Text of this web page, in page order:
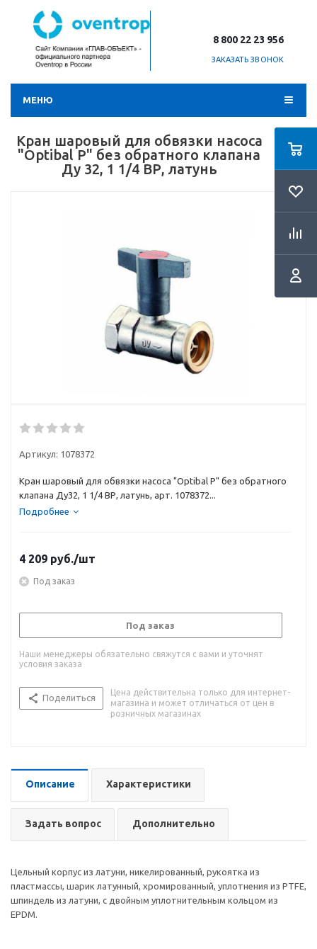
8 800 22 23 956
ЗАКАЗАТЬ ЗВОНОК
МЕНЮ
Кран шаровый для обвязки насоса
"Optibal P" без обратного клапана
Ду 32, 1 1/4 ВР, латунь
Артикул: 1078372
Кран шаровый для обвязки насоса "Optibal P" без обратного
клапана Ду32, 1 1/4 ВР, латунь, арт. 1078372...
Подробнее
4 209 руб./шт
Под заказ
Под заказ
Наши менеджеры обязательно свяжутся с вами и уточнят
условия заказа
Поделиться
Цена действительна только для интернет-
магазина и может отличаться от цен в
розничных магазинах
Описание Характеристики
Задать вопрос Дополнительно
Цельный корпус из латуни, никелированный, рукоятка из
пластмассы, шарик латунный, хромированный, уплотнения из PTFE,
шпиндель из латуни, с двойным уплотнительным кольцом из
EPDM.